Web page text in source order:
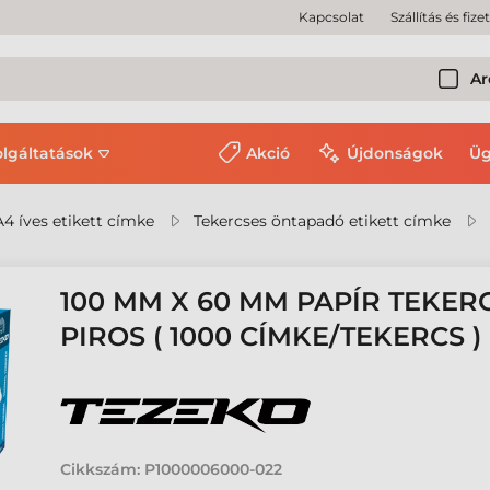
Kapcsolat Szállítás és
Akció Újdonságok
íves etikett címke Tekercses öntapadó etikett címke
100 MM X 60 MM PAPÍR
PIROS ( 1000 CÍMKE/TEKERCS )
Cikkszám: P1000006000-022